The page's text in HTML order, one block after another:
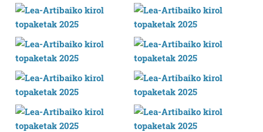
neurtzeko, jendeari buruzko informazioa biltzeko eta
produktuak garatzeko. Zure datuak nork eta zertarako
erabiltzen dituen hauta dezakezu.
Bazkide batzuek ez dizute baimenik eskatzen, eta beren
interes komertzial legitimoetan babesten dira. Ikusi gure
bazkideen zerrenda, beren ustez zein helburutarako
duten interes legitimoa eta horren aurka nola egin